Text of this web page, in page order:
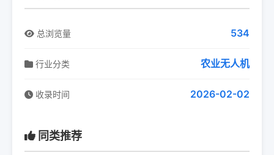
总浏览量 534
行业分类 农业无人机
收录时间 2026-02-02
同类推荐